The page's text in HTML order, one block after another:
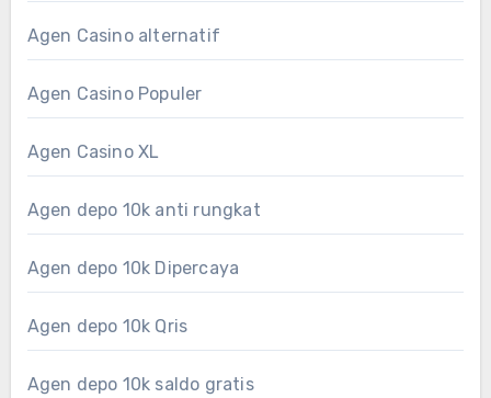
Agen Casino alternatif
Agen Casino Populer
Agen Casino XL
Agen depo 10k anti rungkat
Agen depo 10k Dipercaya
Agen depo 10k Qris
Agen depo 10k saldo gratis